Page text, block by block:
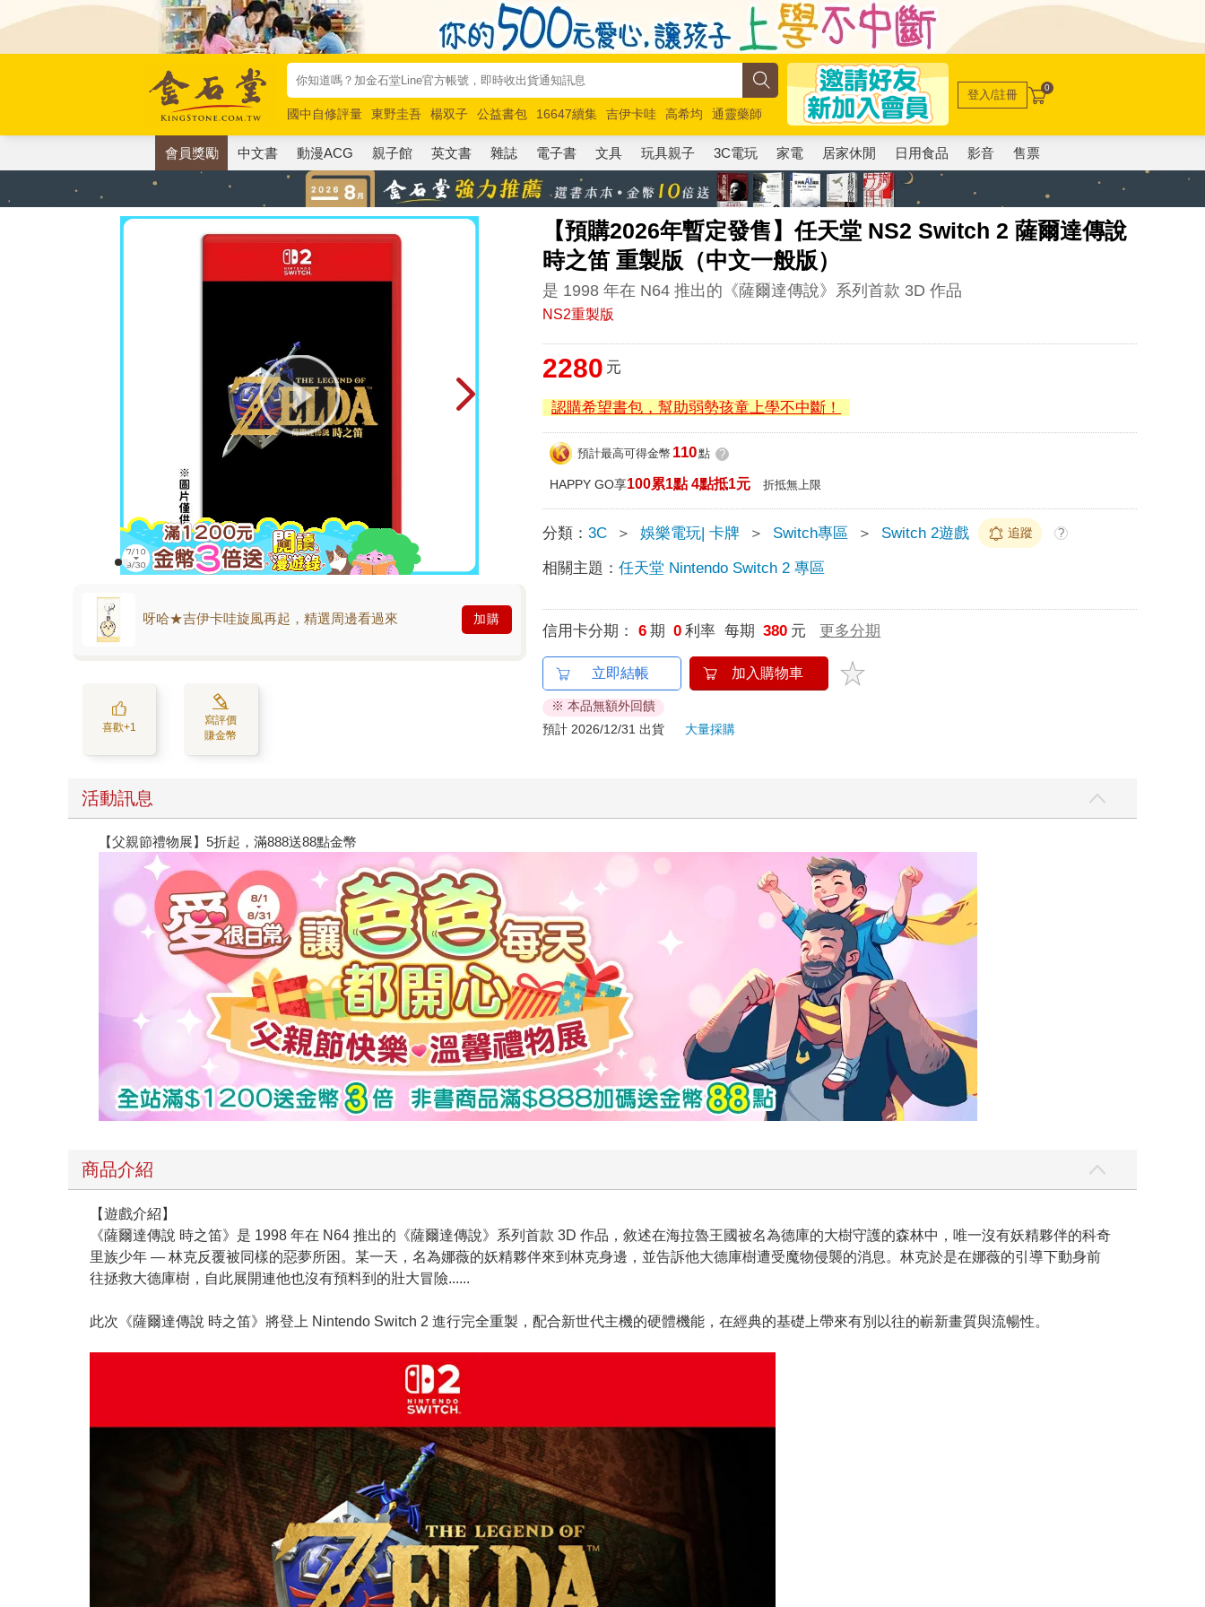
國中自修評量 東野圭吾 楊双子 公益書包 16647續集 吉伊卡哇 高希均
通靈藥師
唯紅花綻放
奧德賽 路邊攤新作 馬斯克 玩具總動員5 超慢跑
登入/註冊 0
會員獎勵 中文書 動漫ACG 親子館 英文書 雜誌 電子書 文具 玩具親子 3C電玩 家電 居家休閒 日用食品 影音 售票
【預購2026年暫定發售】任天堂 NS2 Switch 2 薩爾達傳說
時之笛 重製版（中文一般版）
是 1998 年在 N64 推出的《薩爾達傳說》系列首款 3D 作品
NS2重製版
呀哈★吉伊卡哇旋風再起，精選周邊看過來 加購
喜歡+1
寫評價
賺金幣
2280 元
認購希望書包，幫助弱勢孩童上學不中斷！
預計最高可得金幣 110點 ?
HAPPY GO享100累1點 4點抵1元 折抵無上限
分類：3C ＞ 娛樂電玩| 卡牌 ＞ Switch專區 ＞ Switch 2遊戲 追蹤 ?
相關主題：任天堂 Nintendo Switch 2 專區
信用卡分期： 6 期 0 利率 每期 380 元 更多分期
立即結帳 加入購物車
※ 本品無額外回饋
預計 2026/12/31 出貨
大量採購
活動訊息
【父親節禮物展】5折起，滿888送88點金幣
商品介紹
【遊戲介紹】
《薩爾達傳說 時之笛》是 1998 年在 N64 推出的《薩爾達傳說》系列首款 3D 作品，敘述在海拉魯王國被名為德庫的大樹守護的森林中，唯一沒有妖精夥伴的科奇
里族少年 — 林克反覆被同樣的惡夢所困。某一天，名為娜薇的妖精夥伴來到林克身邊，並告訴他大德庫樹遭受魔物侵襲的消息。林克於是在娜薇的引導下動身前
往拯救大德庫樹，自此展開連他也沒有預料到的壯大冒險......
此次《薩爾達傳說 時之笛》將登上 Nintendo Switch 2 進行完全重製，配合新世代主機的硬體機能，在經典的基礎上帶來有別以往的嶄新畫質與流暢性。